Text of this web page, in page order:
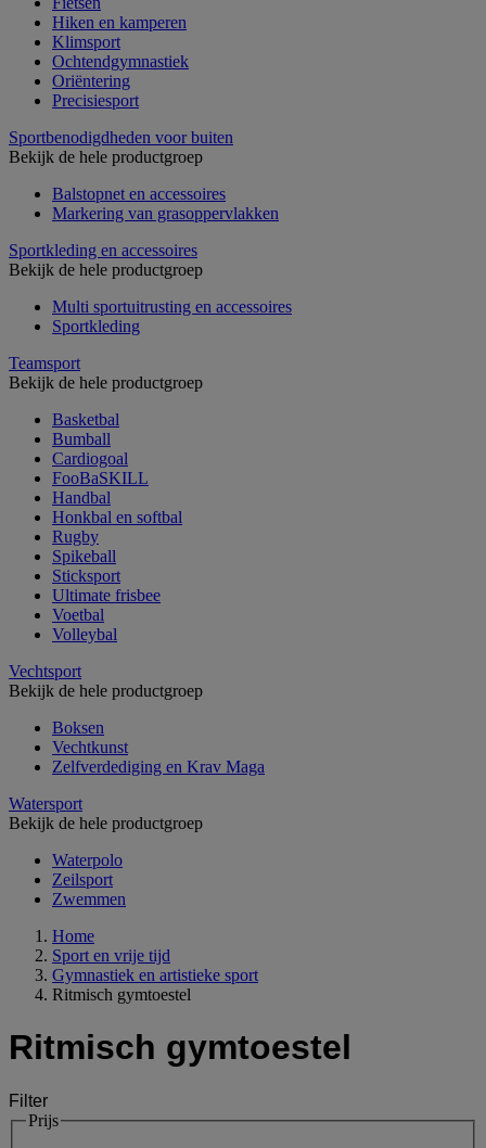
Hiken en kamperen
Klimsport
Ochtendgymnastiek
Oriëntering
Precisiesport
Sportbenodigdheden voor buiten
Bekijk de hele productgroep
Balstopnet en accessoires
Markering van grasoppervlakken
Sportkleding en accessoires
Bekijk de hele productgroep
Multi sportuitrusting en accessoires
Sportkleding
Teamsport
Bekijk de hele productgroep
Basketbal
Bumball
Cardiogoal
FooBaSKILL
Handbal
Honkbal en softbal
Rugby
Spikeball
Sticksport
Ultimate frisbee
Voetbal
Volleybal
Vechtsport
Bekijk de hele productgroep
Boksen
Vechtkunst
Zelfverdediging en Krav Maga
Watersport
Bekijk de hele productgroep
Waterpolo
Zeilsport
Zwemmen
Home
Sport en vrije tijd
Gymnastiek en artistieke sport
Ritmisch gymtoestel
Ritmisch gymtoestel
Filter
Prijs